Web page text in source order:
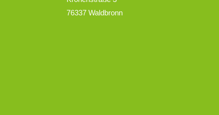
76337 Waldbronn